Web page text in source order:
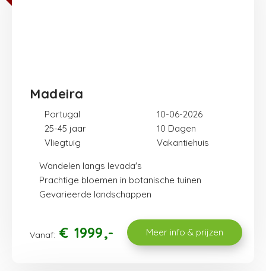
Madeira
25-45 jaar 10
10-06-2026
Vliegtuig Vakantiehuis
Portugal
Wandelen langs levada's
Prachtige bloemen in botanische tuinen
Gevarieerde landschappen
Vanaf: € 1999 Meer info & prijzen